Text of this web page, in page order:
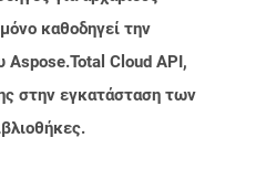
καθοδηγεί την
Aspose.Total Cloud API,
στην εγκατάσταση των